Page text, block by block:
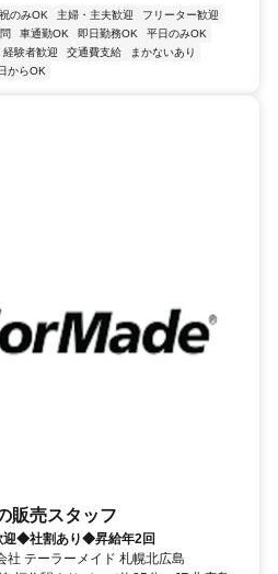
のみOK 主婦・主夫歓迎
フリーター歓迎
車通勤OK 即日勤務OK
平日のみOK
経験者歓迎 交通費支給
まかないあり
からOK
販売スタッフ
迎◆社割あり◆昇給年2回
社 テーラーメイド 札幌北広島